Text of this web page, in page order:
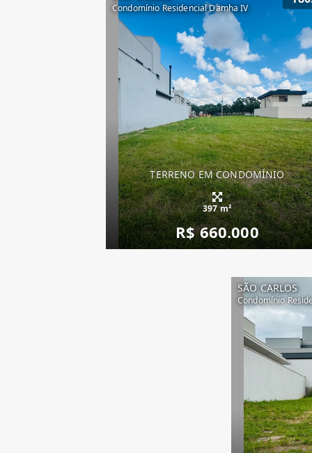
Condomínio Residencial Damha IV
TERRENO EM CONDOMÍNIO
397 m²
R$ 660.000
SÃO CARLOS
Condomínio